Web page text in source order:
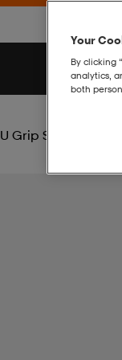
U Grip Sock Ts
Your
By clicking
analytics,
both